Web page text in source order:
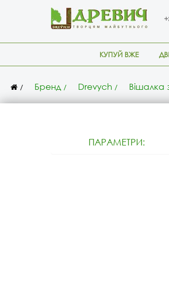
КУПУЙ ВЖЕ
Бренд Drevych Вішалка
ПАРАМЕТРИ: